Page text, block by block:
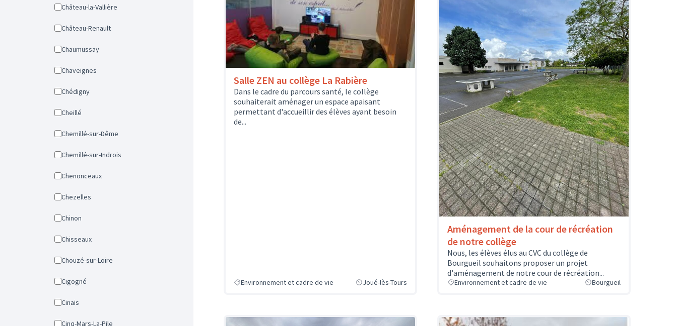
Château-la-Vallière
Château-Renault
Chaumussay
Chaveignes
Chédigny
Cheillé
Chemillé-sur-Dême
Chemillé-sur-Indrois
Chenonceaux
Chezelles
Chinon
Chisseaux
Chouzé-sur-Loire
Cigogné
Cinais
Cinq-Mars-La-Pile
Salle ZEN au collège La Rabière
Dans le cadre du parcours santé, le collège
souhaiterait aménager un espace apaisant
permettant d'accueillir des élèves ayant besoin
de...
Environnement et cadre de vie Joué-lès-Tours
Aménagement de la cour de récréation
de notre collège
Nous, les élèves élus au CVC du collège de
Bourgueil souhaitons proposer un projet
d'aménagement de notre cour de récréation...
Environnement et cadre de vie Bourgueil